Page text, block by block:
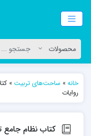
خانه» ساحت‌های تربیت»
روایات
کتاب نظام جامع